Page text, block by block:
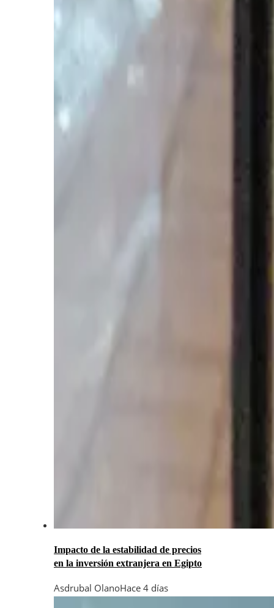
Impacto de la estabilidad de precios
en la inversión extranjera en Egipto
Asdrubal OlanoHace 4 días